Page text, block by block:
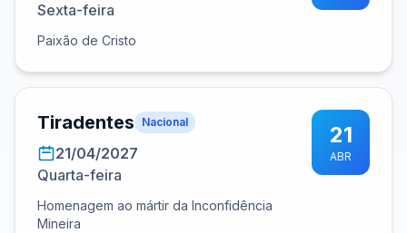
Sexta-feira
Paixão de Cristo
Tiradentes Nacional
21/04/2027
Quarta-feira
Homenagem ao mártir da Inconfidência
Mineira
21
ABR